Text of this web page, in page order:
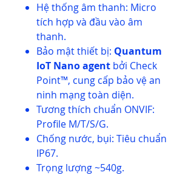
Hệ thống âm thanh: Micro
tích hợp và đầu vào âm
thanh.
Bảo mật thiết bị: Quantum
IoT Nano agent bởi Check
Point™, cung cấp bảo vệ an
ninh mạng toàn diện.
Tương thích chuẩn ONVIF:
Profile M/T/S/G.
Chống nước, bụi: Tiêu chuẩn
IP67.
Trọng lượng ~540g.